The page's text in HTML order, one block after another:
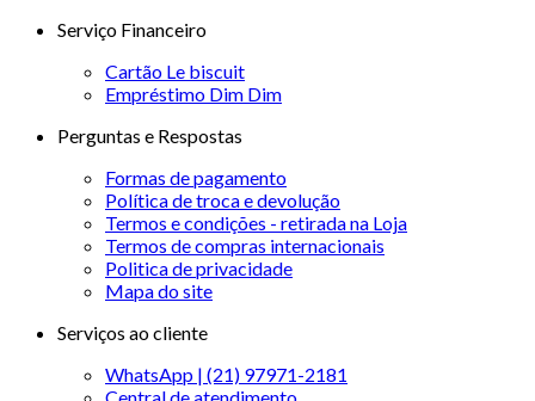
Serviço Financeiro
Cartão Le biscuit
Empréstimo Dim Dim
Perguntas e Respostas
Formas de pagamento
Política de troca e devolução
Termos e condições - retirada na Loja
Termos de compras internacionais
Politica de privacidade
Mapa do site
Serviços ao cliente
WhatsApp | (21) 97971-2181